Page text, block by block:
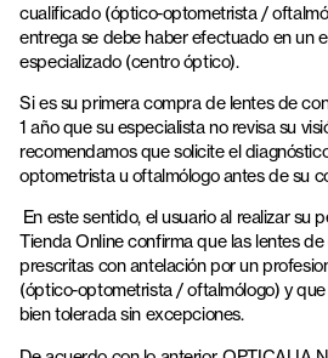
cualificado (óptico-optometrista /
entrega se debe haber efectuado en un
especializado (centro óptico).
Si es su primera compra de lentes de
1 año que su especialista no revisa su
recomendamos que solicite el
optometrista u oftalmólogo antes de su
En este sentido, el usuario al realizar su
Tienda Online confirma que las lentes
prescritas con antelación por un
(óptico-optometrista / oftalmólogo) y
bien tolerada sin excepciones.